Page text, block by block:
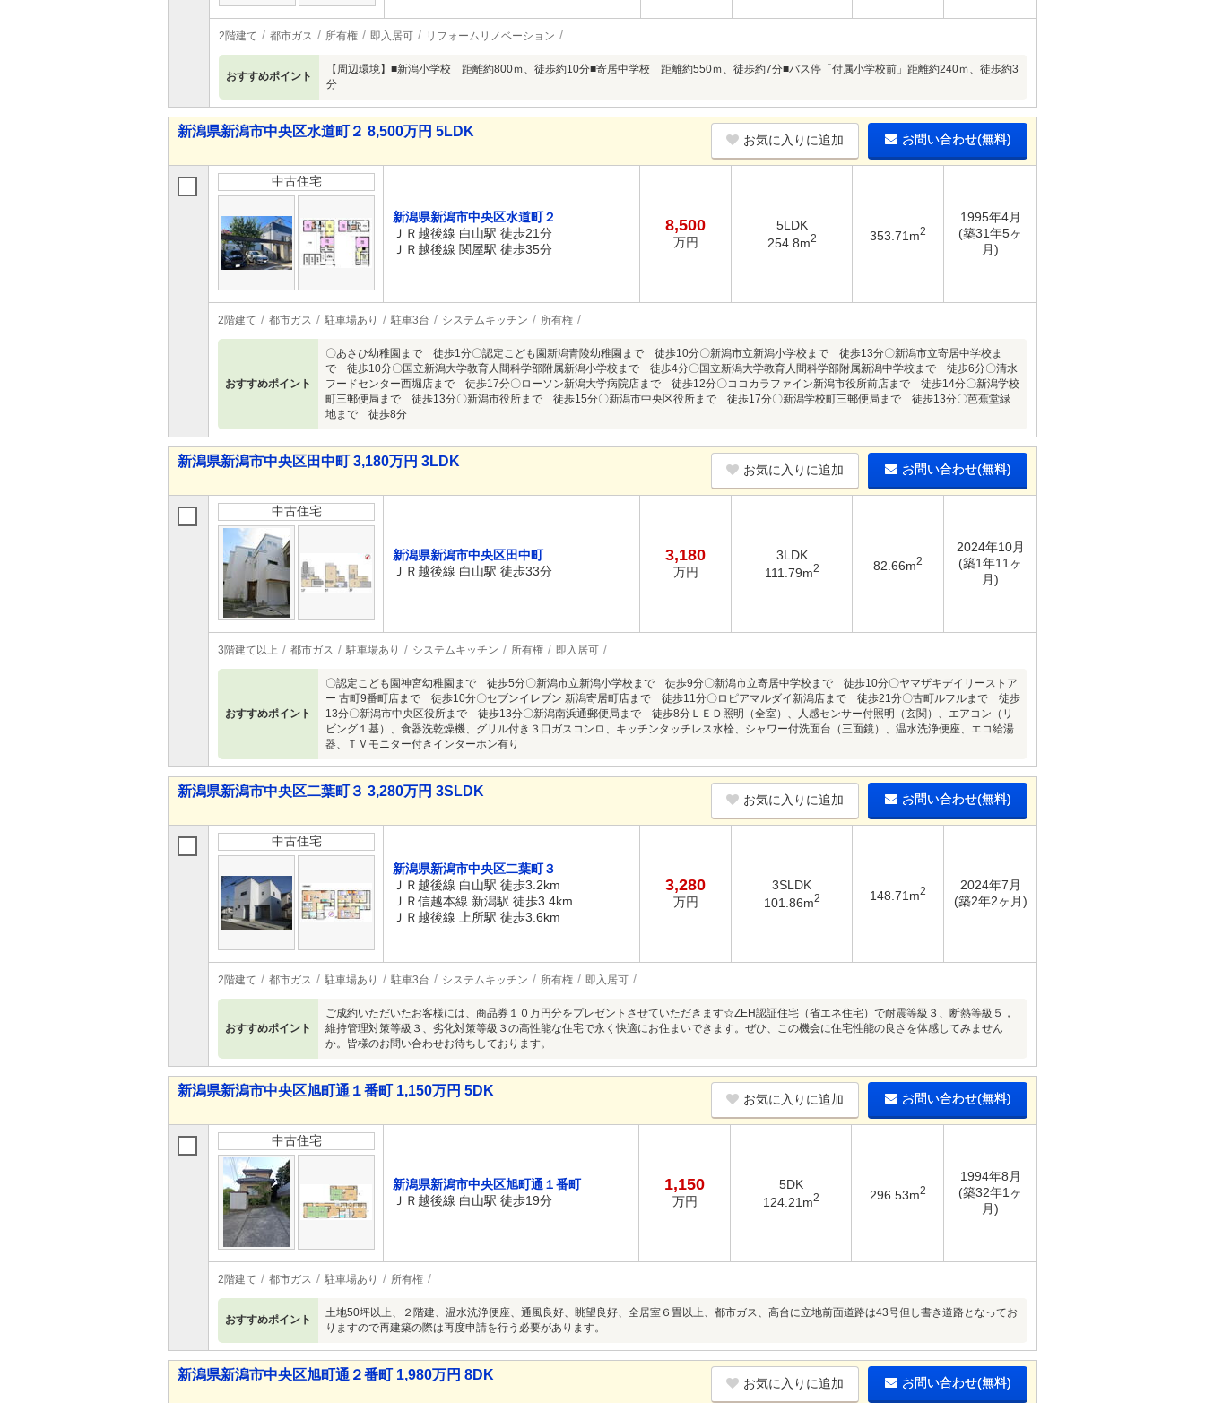
2階建て 都市ガス 所有権 即入居可 リフォームリノベーション
おすすめポイント
【周辺環境】■新潟小学校 距離約800ｍ、徒歩約10分■寄居中学校 距離約550ｍ、徒歩約7分■バス停「付属小学校前」距離約240ｍ、徒歩約3
分
新潟県新潟市中央区水道町２ 8,500万円 5LDK
お気に入りに追加 お問い合わせ(無料)
中古住宅
新潟県新潟市中央区水道町２
ＪＲ越後線 白山駅 徒歩21分
ＪＲ越後線 関屋駅 徒歩35分
8,500
万円
5LDK
254.8m2 353.71m2
1995年4月
(築31年5ヶ
月)
2階建て 都市ガス 駐車場あり 駐車3台 システムキッチン 所有権
おすすめポイント
〇あさひ幼稚園まで 徒歩1分〇認定こども園新潟青陵幼稚園まで 徒歩10分〇新潟市立新潟小学校まで 徒歩13分〇新潟市立寄居中学校ま
で 徒歩10分〇国立新潟大学教育人間科学部附属新潟小学校まで 徒歩4分〇国立新潟大学教育人間科学部附属新潟中学校まで 徒歩6分〇清水
フードセンター西堀店まで 徒歩17分〇ローソン新潟大学病院店まで 徒歩12分〇ココカラファイン新潟市役所前店まで 徒歩14分〇新潟学校
町三郵便局まで 徒歩13分〇新潟市役所まで 徒歩15分〇新潟市中央区役所まで 徒歩17分〇新潟学校町三郵便局まで 徒歩13分〇芭蕉堂緑
地まで 徒歩8分
新潟県新潟市中央区田中町 3,180万円 3LDK
お気に入りに追加 お問い合わせ(無料)
中古住宅
新潟県新潟市中央区田中町
ＪＲ越後線 白山駅 徒歩33分
3,180
万円
3LDK
111.79m2 82.66m2
2024年10月
(築1年11ヶ
月)
3階建て以上 都市ガス 駐車場あり システムキッチン 所有権 即入居可
おすすめポイント
〇認定こども園神宮幼稚園まで 徒歩5分〇新潟市立新潟小学校まで 徒歩9分〇新潟市立寄居中学校まで 徒歩10分〇ヤマザキデイリーストア
ー 古町9番町店まで 徒歩10分〇セブンイレブン 新潟寄居町店まで 徒歩11分〇ロピアマルダイ新潟店まで 徒歩21分〇古町ルフルまで 徒歩
13分〇新潟市中央区役所まで 徒歩13分〇新潟南浜通郵便局まで 徒歩8分ＬＥＤ照明（全室）、人感センサー付照明（玄関）、エアコン（リ
ビング１基）、食器洗乾燥機、グリル付き３口ガスコンロ、キッチンタッチレス水栓、シャワー付洗面台（三面鏡）、温水洗浄便座、エコ給湯
器、ＴＶモニター付きインターホン有り
新潟県新潟市中央区二葉町３ 3,280万円 3SLDK
お気に入りに追加 お問い合わせ(無料)
中古住宅
新潟県新潟市中央区二葉町３
ＪＲ越後線 白山駅 徒歩3.2km
ＪＲ信越本線 新潟駅 徒歩3.4km
ＪＲ越後線 上所駅 徒歩3.6km
3,280
万円
3SLDK
101.86m2 148.71m2
2024年7月
(築2年2ヶ月)
2階建て 都市ガス 駐車場あり 駐車3台 システムキッチン 所有権 即入居可
おすすめポイント
ご成約いただいたお客様には、商品券１０万円分をプレゼントさせていただきます☆ZEH認証住宅（省エネ住宅）で耐震等級３、断熱等級５，
維持管理対策等級３、劣化対策等級３の高性能な住宅で永く快適にお住まいできます。ぜひ、この機会に住宅性能の良さを体感してみません
か。皆様のお問い合わせお待ちしております。
新潟県新潟市中央区旭町通１番町 1,150万円 5DK
お気に入りに追加 お問い合わせ(無料)
中古住宅
新潟県新潟市中央区旭町通１番町
ＪＲ越後線 白山駅 徒歩19分
1,150
万円
5DK
124.21m2 296.53m2
1994年8月
(築32年1ヶ
月)
2階建て 都市ガス 駐車場あり 所有権
おすすめポイント
土地50坪以上、２階建、温水洗浄便座、通風良好、眺望良好、全居室６畳以上、都市ガス、高台に立地前面道路は43号但し書き道路となってお
りますので再建築の際は再度申請を行う必要があります。
新潟県新潟市中央区旭町通２番町 1,980万円 8DK
お気に入りに追加 お問い合わせ(無料)